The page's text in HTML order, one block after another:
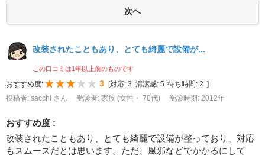
改装されたこともあり、とても綺麗で設備が...
この口コミは1年以上前のものです
おすすめ度: 3 [対応: 3 清潔感: 5 待ち時間: 2 ]
投稿者: sacchi さん
受診者: 家族 (女性・ 70代) 受診時期: 2012年
おすすめ度 :
改装されたこともあり、とても綺麗で設備が整っており、対応
もスムーズだとは思います。ただ、風邪などでかかるにして